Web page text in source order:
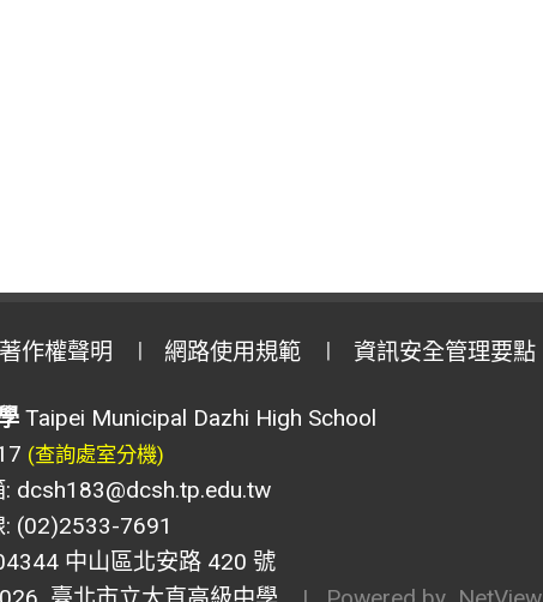
作權聲明 網路使用規範 資訊安全管理要點
Taipei Municipal Dazhi High School
(查詢處室分機)
dcsh183@dcsh.tp.edu.tw
(02)2533-7691
中山區北安路 420 號